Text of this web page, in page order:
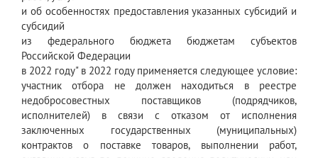
и об особенностях предоставления указанных субсидий и
субсидий
из федерального бюджета бюджетам субъектов
Российской Федерации
в 2022 году" в 2022 году применяется следующее условие:
участник отбора не должен находиться в реестре
недобросовестных поставщиков (подрядчиков,
исполнителей) в связи с отказом от исполнения
заключенных государственных (муниципальных)
контрактов о поставке товаров, выполнении работ,